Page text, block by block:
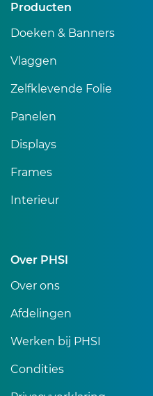
Producten
Doeken & Banners
Vlaggen
Zelfklevende Folie
Panelen
Displays
Frames
Interieur
Over PHSI
Over ons
Afdelingen
Werken bij PHSI
Condities